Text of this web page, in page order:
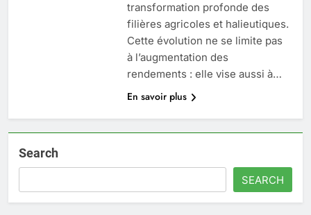
transformation profonde des
filières agricoles et halieutiques.
Cette évolution ne se limite pas
à l’augmentation des
rendements : elle vise aussi à…
En savoir plus
Search
SEARCH